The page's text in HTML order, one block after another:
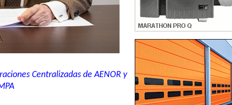
Centralizadas de AENOR y